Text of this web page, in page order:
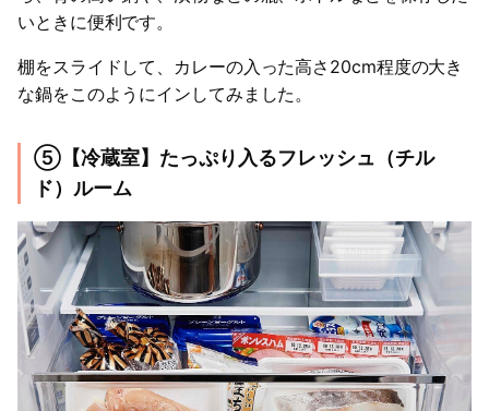
いときに便利です。
棚をスライドして、カレーの入った高さ20cm程度の大き
な鍋をこのようにインしてみました。
⑤【冷蔵室】たっぷり入るフレッシュ（チル
ド）ルーム